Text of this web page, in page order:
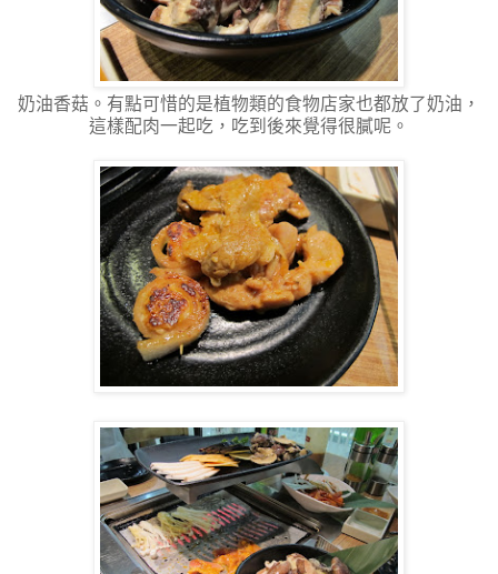
奶油香菇。有點可惜的是植物類的食物店家也都放了奶油，
這樣配肉一起吃，吃到後來覺得很膩呢。